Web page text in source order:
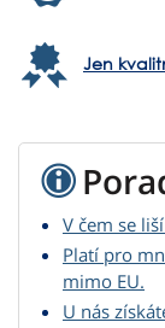
Jen
V čem se
Platí pro
mimo EU.
U nás